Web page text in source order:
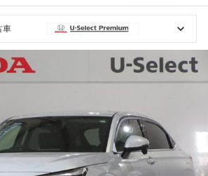
踏み間違え防止 ＬＥＤヘッドラ
車